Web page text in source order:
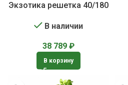
Экзотика решетка 40/180
В наличии
38 789 ₽
В корзину